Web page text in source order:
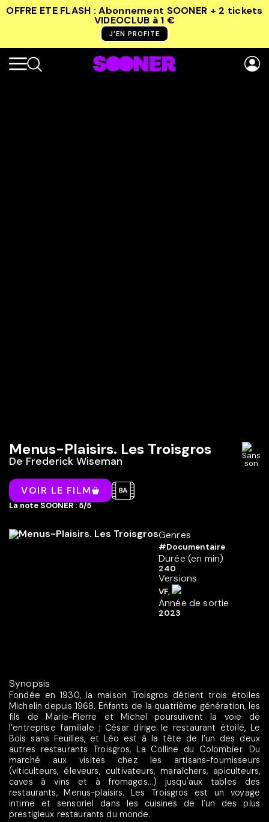
OFFRE ETE FLASH : Abonnement SOONER + 2 tickets
VIDEOCLUB à 1 €
J’EN PROFITE
Menus-Plaisirs. Les Troisgros
De Frederick Wiseman
VOIR LE FILM
La note SOONER : 5/5
Genres
#Documentaire
Durée (en min)
240
Versions
VF,
Année de sortie
2023
Synopsis
Fondée en 1930, la maison Troisgros détient trois étoiles
Michelin depuis 1968. Enfants de la quatrième génération, les
fils de Marie-Pierre et Michel poursuivent la voie de
l’entreprise familiale ; César dirige le restaurant étoilé, Le
Bois sans Feuilles, et Léo est à la tête de l’un des deux
autres restaurants Troisgros, La Colline du Colombier. Du
marché aux visites chez les artisans-fournisseurs
(viticulteurs, éleveurs, cultivateurs, maraîchers, apiculteurs,
caves à vins et à fromages...) jusqu'aux tables des
restaurants, Menus-plaisirs. Les Troisgros est un voyage
intime et sensoriel dans les cuisines de l’un des plus
prestigieux restaurants du monde.